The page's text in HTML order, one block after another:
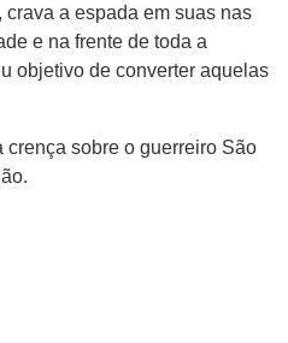
a espada em suas nas
e na frente de toda a
objetivo de converter aquelas
crença sobre o guerreiro São